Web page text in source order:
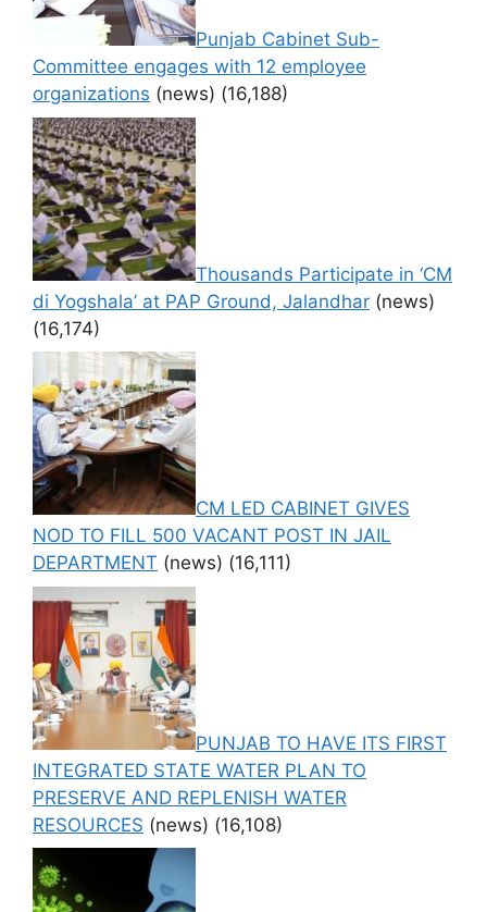
Punjab Cabinet Sub-
Committee engages with 12 employee
organizations (news) (16,188)
Thousands Participate in ‘CM
di Yogshala’ at PAP Ground, Jalandhar (news)
(16,174)
CM LED CABINET GIVES
NOD TO FILL 500 VACANT POST IN JAIL
DEPARTMENT (news) (16,111)
PUNJAB TO HAVE ITS FIRST
INTEGRATED STATE WATER PLAN TO
PRESERVE AND REPLENISH WATER
RESOURCES (news) (16,108)